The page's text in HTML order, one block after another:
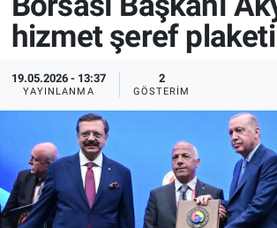
hizmet şeref plaketi
19.05.2026 - 13:37
YAYINLANMA
2
GÖSTERIM
Spor
Tüm Haberler
İletişim
Künye
Namaz Vakitleri
Trafik Durumu
Süper Lig Puan Durumu ve Fikstür
Tüm Manşetler
Son Dakika Haberleri